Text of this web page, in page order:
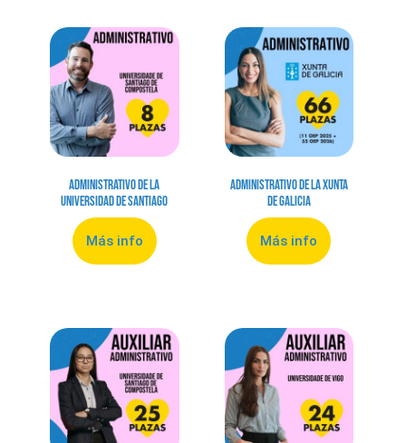
Administrativo de la
Universidad de Santiago
Más info
Administrativo de la Xunta
de Galicia
Más info